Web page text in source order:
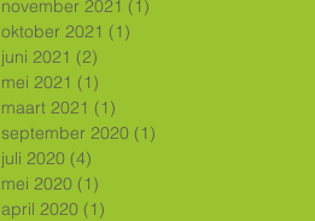
november 2021 (1)
oktober 2021 (1)
juni 2021 (2)
mei 2021 (1)
maart 2021 (1)
september 2020 (1)
juli 2020 (4)
mei 2020 (1)
april 2020 (1)